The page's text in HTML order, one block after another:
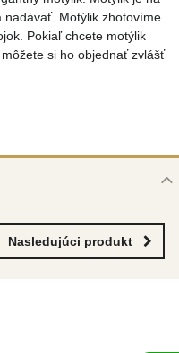
Motýlik zhotovíme
Pokiaľ chcete motýlik
si ho objednať zvlášť
Nasledujúci produkt